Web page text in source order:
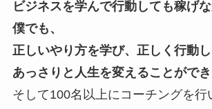
ビジネスを学んで行動しても稼げ
僕でも、
正しいやり方を学び、正しく行動し
あっさりと人生を変えることができ
そして100名以上にコーチングを行